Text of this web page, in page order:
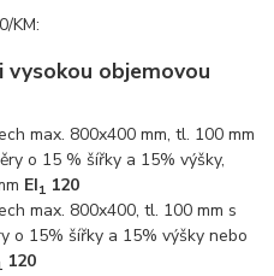
KM:
vysokou objemovou
max. 800x400 mm, tl. 100 mm
o 15 % šířky a 15% výšky,
EI1 120
max. 800x400, tl. 100 mm s
o 15% šířky a 15% výšky nebo
120